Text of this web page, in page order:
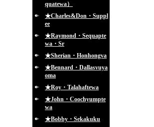
quatewa）
★Charles&Don・Suppl
ee
★Raymond・Sequapte
wa・Sr
★Sherian・Honhongva
★Bennard・Dallasvuya
oma
★Roy・Talahaftewa
★John・Coochyumpte
wa
★Bobby・Sekakuku